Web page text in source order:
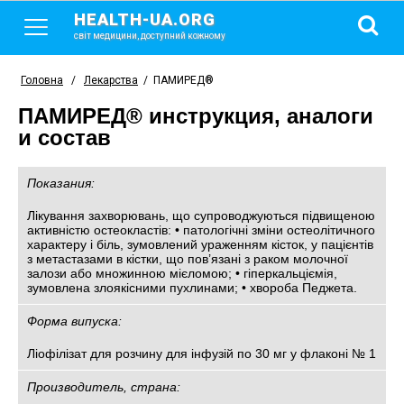
HEALTH-UA.ORG
світ медицини, доступний кожному
Головна / Лекарства / ПАМИРЕД®
ПАМИРЕД® инструкция, аналоги
и состав
Показания:
Лікування захворювань, що супроводжуються підвищеною
активністю остеокластів: • патологічні зміни остеолітичного
характеру і біль, зумовлений ураженням кісток, у пацієнтів
з метастазами в кістки, що пов’язані з раком молочної
залози або множинною мієломою; • гіперкальціємія,
зумовлена злоякісними пухлинами; • хвороба Педжета.
Форма випуска:
Ліофілізат для розчину для інфузій по 30 мг у флаконі № 1
Производитель, страна: